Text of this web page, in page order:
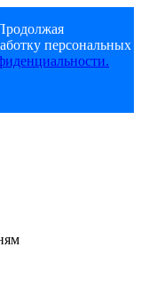
персональных